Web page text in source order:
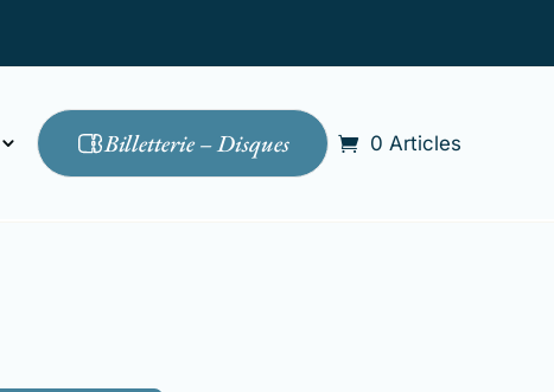
Billetterie – Disques 0 Articles